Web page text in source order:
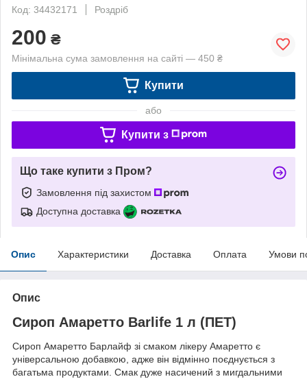
Код: 34432171
Роздріб
200 ₴
Мінімальна сума замовлення на сайті — 450 ₴
Купити
або
Купити з
Що таке купити з Пром?
Замовлення під захистом
Доступна доставка
Опис Характеристики Доставка Оплата Умови
Опис
Сироп Амаретто Barlife 1 л (ПЕТ)
Сироп Амаретто Барлайф зі смаком лікеру Амаретто є
універсальною добавкою, адже він відмінно поєднується з
багатьма продуктами. Смак дуже насичений з мигдальними